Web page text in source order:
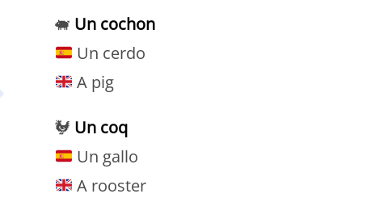
🐖 Un cochon
Un cerdo
A pig
🐓 Un coq
Un gallo
A rooster